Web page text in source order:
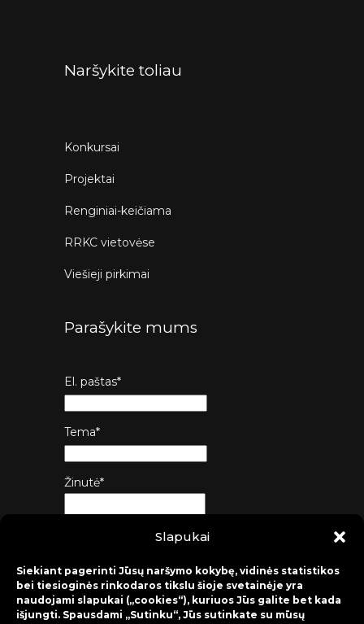
Slapukai
Siekiant pagerinti Jūsų naršymo kokybę, vidinės statistikos
bei tiesioginės rinkodaros tikslu šioje svetainėje yra
naudojami slapukai („cookies“), kuriuos Jūs galite bet kada
išjungti. Spausdami „Sutinku“, Jūs sutinkate su mūsų
Naršykite toliau
Konkursai
Projektai
Renginiai-keičiama
RRKC vietovėse
Viešieji pirkimai
Parašykite mums
El. paštas*
Tema*
Žinutė*